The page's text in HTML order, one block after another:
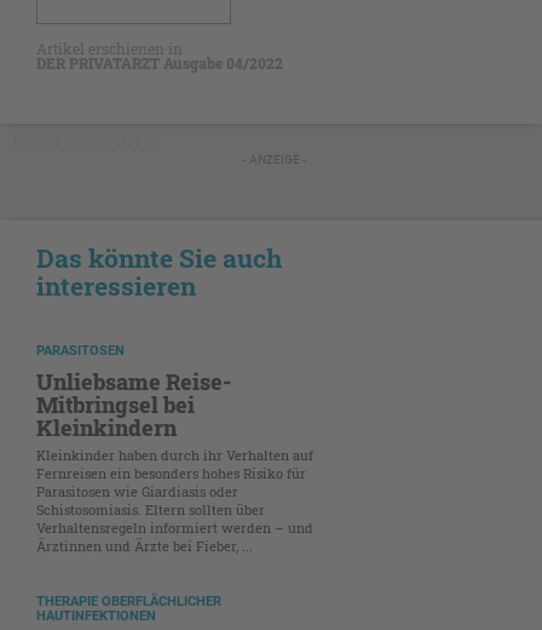
Artikel erschienen in
DER PRIVATARZT Ausgabe 04/2022
- ANZEIGE -
Das könnte Sie auch
interessieren
PARASITOSEN
Unliebsame Reise-
Mitbringsel bei
Kleinkindern
Kleinkinder haben durch ihr Verhalten auf
Fernreisen ein besonders hohes Risiko für
Parasitosen wie Giardiasis oder
Schistosomiasis. Eltern sollten über
Verhaltensregeln informiert werden – und
Ärztinnen und Ärzte bei Fieber, ...
THERAPIE OBERFLÄCHLICHER
HAUTINFEKTIONEN